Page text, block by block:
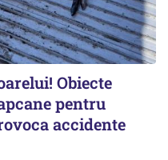
Obiecte
pentru
accidente